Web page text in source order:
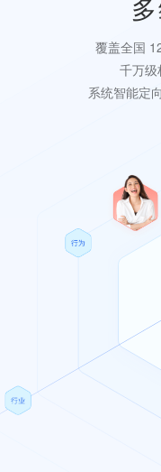
覆盖全国
千万
系统智能定